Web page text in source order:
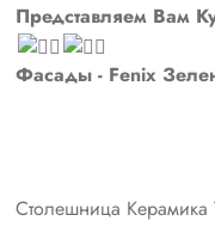
Представляем Вам
Фасады - Fenix
Столешница Керамика